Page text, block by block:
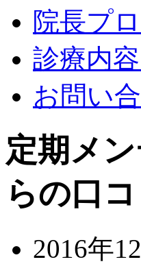
院長プ
診療内
お問い
定期メ
らの口コ
2016年